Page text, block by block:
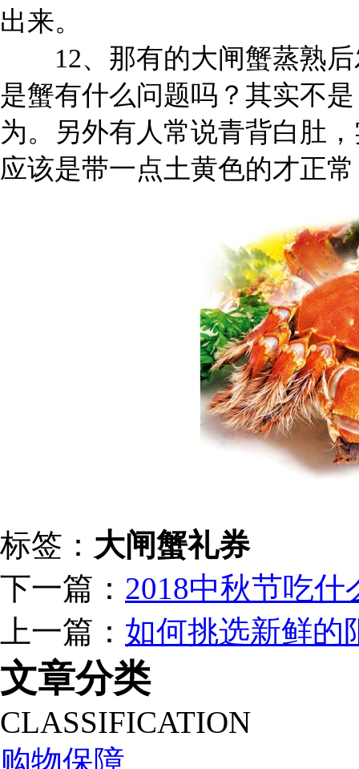
出来。
12、那有的大闸蟹蒸熟后
是蟹有什么问题吗？其实不
为。另外有人常说青背白肚
应该是带一点土黄色的才正
标签： 大闸蟹礼券
下一篇： 2018中秋节吃什
上一篇： 如何挑选新鲜的
文章分类
CLASSIFICATION
购物保障